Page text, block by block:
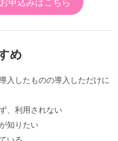
め
入したものの導入しただけに
、利用されない
知りたい